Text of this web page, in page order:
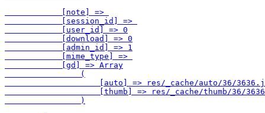
            [note] =>
            [session_id] =>
            [user_id] => 0
            [download] => 0
            [admin_id] => 1
            [mime_type] =>
            [gd] => Array
                (
[auto] => res/_cache/auto/36/
[thumb] => res/_cache/thumb/36/
                )